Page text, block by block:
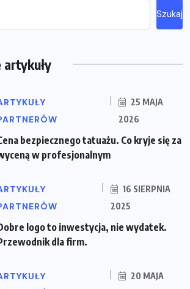
Szukaj
25 MAJA
2026
bezpiecznego tatuażu. Co kryje się za
w profesjonalnym
16 SIERPNIA
2025
logo to inwestycja, nie wydatek.
dla firm.
20 MAJA